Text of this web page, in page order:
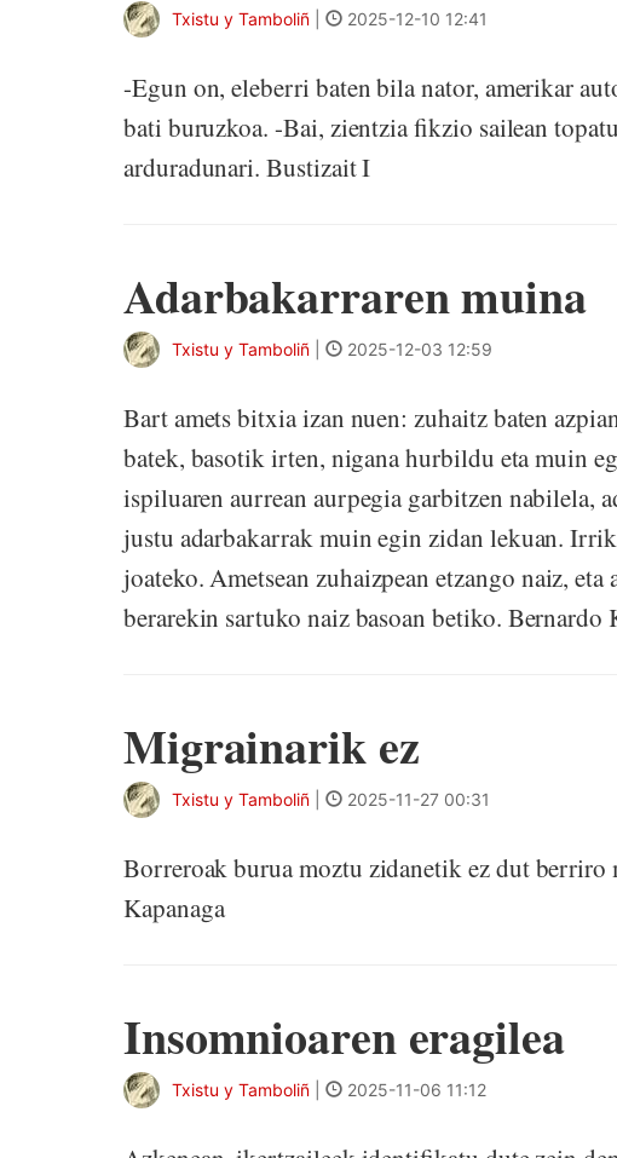
Txistu y Tamboliñ 2025-12-10 12:41
-Egun on, eleberri baten bila nator, amerikar
bati buruzkoa. -Bai, zientzia fikzio sailean
arduradunari. Bustizait I
Adarbakarraren muina
Txistu y Tamboliñ 2025-12-03 12:59
Bart amets bitxia izan nuen: zuhaitz baten
batek, basotik irten, nigana hurbildu eta muin
ispiluaren aurrean aurpegia garbitzen nabilela,
justu adarbakarrak muin egin zidan lekuan.
joateko. Ametsean zuhaizpean etzango naiz, eta
berarekin sartuko naiz basoan betiko. Bernardo
Migrainarik ez
Txistu y Tamboliñ 2025-11-27 00:31
Borreroak burua moztu zidanetik ez dut
Kapanaga
Insomnioaren eragilea
Txistu y Tamboliñ 2025-11-06 11:12